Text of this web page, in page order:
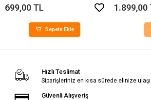
699,00 TL
Sepete Ekle
1.899,00
Hızlı Teslimat
Siparişleriniz en kısa sürede elinize
Güvenli Alışveriş